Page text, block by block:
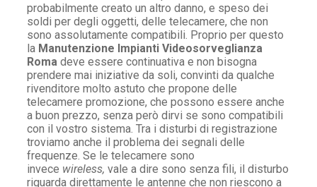
probabilmente creato un altro danno, e speso dei
soldi per degli oggetti, delle telecamere, che non
sono assolutamente compatibili. Proprio per questo
la Manutenzione Impianti Videosorveglianza
Roma deve essere continuativa e non bisogna
prendere mai iniziative da soli, convinti da qualche
rivenditore molto astuto che propone delle
telecamere promozione, che possono essere anche
a buon prezzo, senza però dirvi se sono compatibili
con il vostro sistema. Tra i disturbi di registrazione
troviamo anche il problema dei segnali delle
frequenze. Se le telecamere sono
invece wireless, vale a dire sono senza fili, il disturbo
riguarda direttamente le antenne che non riescono a